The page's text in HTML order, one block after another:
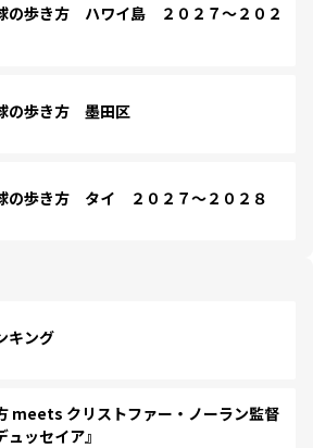
の歩き方 ハワイ島 ２０２７～２０２
の歩き方 墨田区
の歩き方 タイ ２０２７～２０２８
キング
meets クリストファー・ノーラン監督
ッセイア』